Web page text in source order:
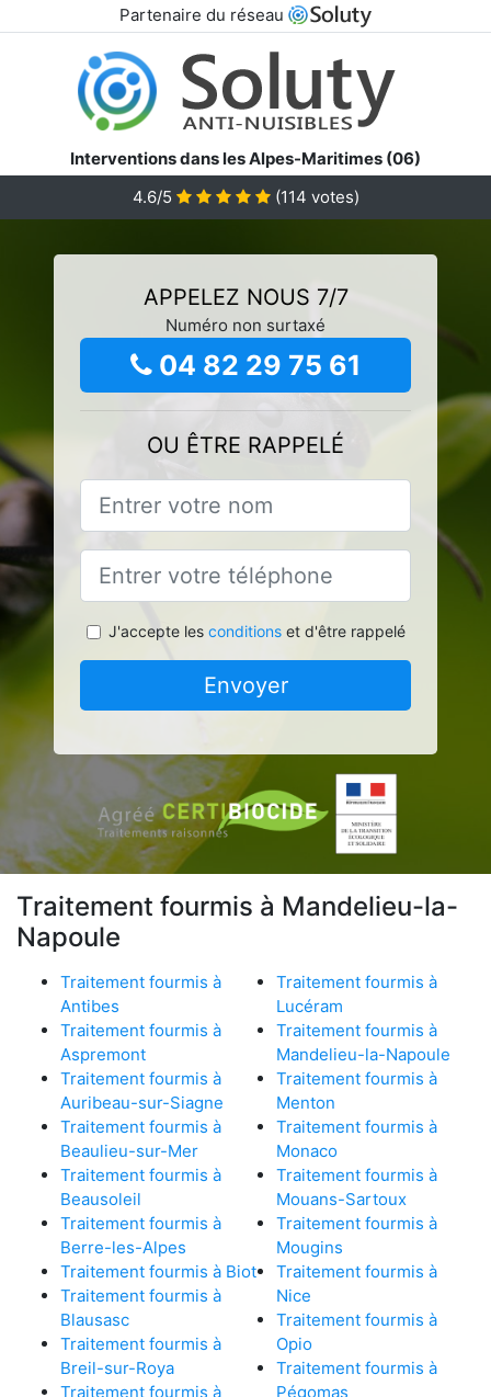
Partenaire du réseau
Interventions dans les Alpes-Maritimes (06)
4.6/5
(114 votes)
APPELEZ NOUS 7/7
Numéro non surtaxé
04 82 29 75 61
OU ÊTRE RAPPELÉ
J'accepte les conditionset d'être rappelé
Envoyer
Traitement fourmis à Mandelieu-la-
Napoule
Traitement fourmis à
Antibes
Traitement fourmis à
Aspremont
Traitement fourmis à
Auribeau-sur-Siagne
Traitement fourmis à
Beaulieu-sur-Mer
Traitement fourmis à
Beausoleil
Traitement fourmis à
Berre-les-Alpes
Traitement fourmis à Biot
Traitement fourmis à
Blausasc
Traitement fourmis à
Breil-sur-Roya
Traitement fourmis à
Traitement fourmis à
Lucéram
Traitement fourmis à
Mandelieu-la-Napoule
Traitement fourmis à
Menton
Traitement fourmis à
Monaco
Traitement fourmis à
Mouans-Sartoux
Traitement fourmis à
Mougins
Traitement fourmis à
Nice
Traitement fourmis à
Opio
Traitement fourmis à
Pégomas